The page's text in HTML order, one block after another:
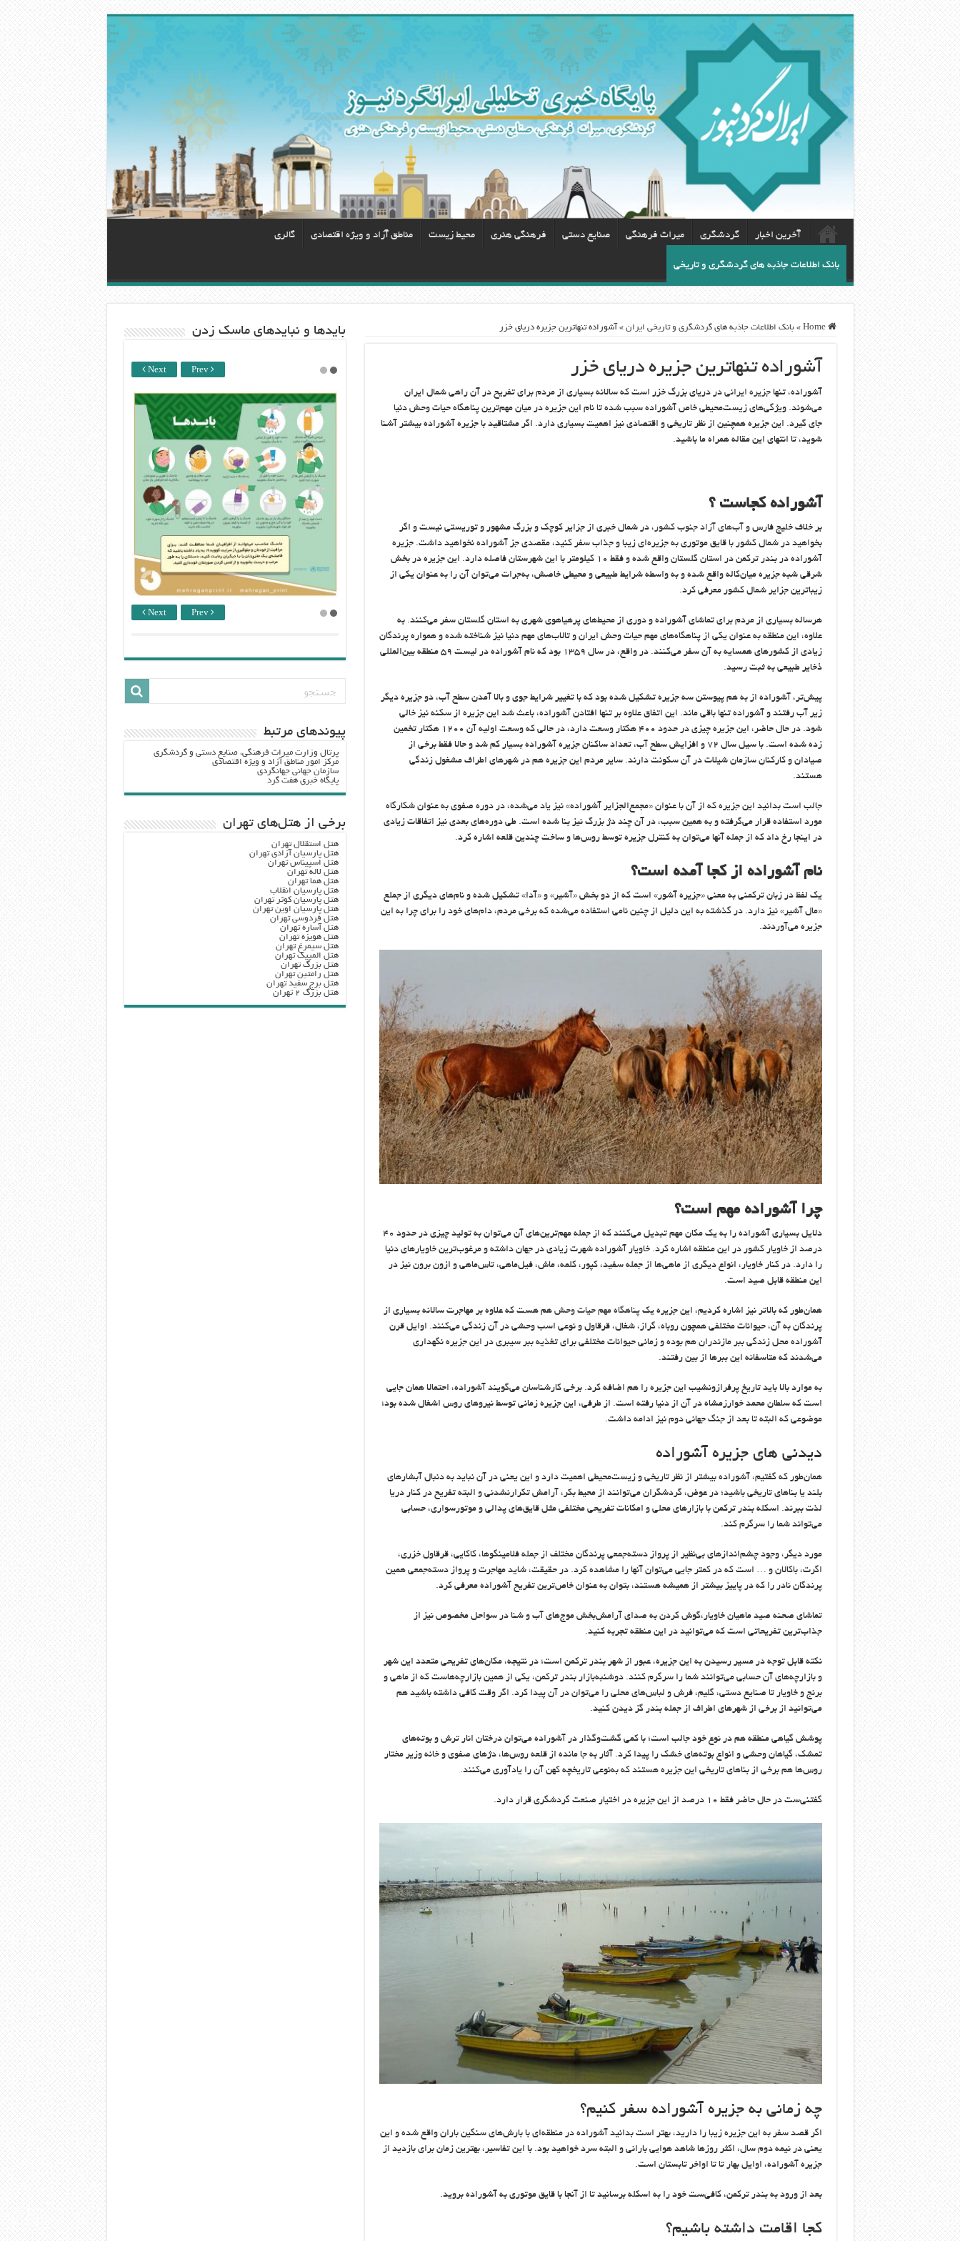
آخرین اخبار گردشگری ميراث فرهنگی صنایع دستی فرهنگی هنری محيط زيست مناطق آزاد و ویژه اقتصادی گالری
بانک اطلاعات جاذبه های گردشگری و تاریخی
Home
» بانک اطلاعات جاذبه های گردشگری و تاریخی ایران » آشوراده تنهاترین جزیره دریای خزر
آشوراده تنهاترین جزیره دریای خزر
آشوراده، تنهاجزیره ایرانی در دریای بزرگ خزر است که سالانه بسیاری از مردم برای تفریح در آن راهی شمال ایران
می‌شوند. ویژگی‌های زیست‌محیطی خاص آشوراده سبب شده تا نام این جزیره در میان مهم‌ترین پناهگاه حیات وحش دنیا
جای گیرد. این جزیره همچنین از نظر تاریخی و اقتصادی نیز اهمیت بسیاری دارد. اگر مشتاقید با جزیره آشوراده بیشتر آشنا
شوید، تا انتهای این مقاله همراه ما باشید.
آشوراده کجاست ؟
بر خلاف خلیج فارس و آب‌های آزاد جنوب کشور، در شمال خبری از جزایر کوچک و بزرگ مشهور و توریستی نیست و اگر
بخواهید در شمال کشور با قایق موتوری به جزیره‌ای زیبا و جذاب سفر کنید، مقصدی جز آشوراده نخواهید داشت. جزیره
آشوراده در بندر ترکمن در استان گلستان واقع شده و فقط ۱۰ کیلومتر با این شهرستان فاصله دارد. این جزیره در بخش
شرقی شبه جزیره میان‌کاله واقع شده و به واسطه شرایط طبیعی و محیطی خاصش، به‌جرات می‌توان آن را به عنوان یکی از
زیباترین جزایر شمال کشور معرفی کرد.
هرساله بسیاری از مردم برای تماشای آشوراده و دوری از محیط‌های پرهیاهوی شهری به استان گلستان سفر می‌کنند. به
علاوه، این منطقه به عنوان یکی از پناهگاه‌های مهم حیات وحش ایران و تالاب‌های مهم دنیا نیز شناخته شده و همواره پرندگان
زیادی از کشورهای همسایه به آن سفر می‌کنند. در واقع، در سال ۱۳۵۹ بود که نام آشوراده در لیست ۵۹ منطقه‌ بین‌المللی
ذخایر طبیعی به ثبت رسید.
پیش‌تر، آشوراده از به هم پیوستن سه جزیره تشکیل شده بود که با تغییر شرایط جوی و بالا آمدن سطح آب، دو جزیره دیگر
زیر آب رفتند و آشوراده تنها باقی ماند. این اتفاق علاوه بر تنها افتادن آشوراده، باعث شد این جزیره از سکنه نیز خالی
شود. در حال حاضر، این جزیره چیزی در حدود ۴۰۰ هکتار وسعت دارد، در حالی که وسعت اولیه آن ۱۲۰۰ هکتار تخمین
زده شده است. با سیل سال ۷۲ و افزایش سطح آب، تعداد ساکنان جزیره آشوراده بسیار کم شد و حالا فقط برخی از
صیادان و کارکنان سازمان شیلات در آن سکونت دارند. سایر مردم این جزیره هم در شهرهای اطراف مشغول زندگی
هستند.
جالب است بدانید این جزیره که از آن با عنوان «مجمع‌الجزایر آشوراده» نیز یاد می‌شده، در دوره صفوی به عنوان شکارگاه
مورد استفاده قرار می‌گرفته و به همین سبب، در آن چند دژ بزرگ نیز بنا شده است. طی دوره‌های بعدی نیز اتفاقات زیادی
در اینجا رخ داد که از جمله آنها می‌توان به کنترل جزیره توسط روس‌ها و ساخت چندین قلعه اشاره کرد.
نام آشوراده از کجا آمده است؟
یک لفظ در زبان ترکمنی به معنی «جزیره آشور» است که از دو بخش «آشیر» و «آدا» تشکیل شده و نام‌های دیگری از جملع
«مال آشیر» نیز دارد. در گذشته به این دلیل از چنین نامی استفاده می‌شده که برخی مردم، دام‌های خود را برای چرا به این
جزیره می‌آوردند.
چرا آشوراده مهم است؟
دلایل بسیاری آشوراده را به یک مکان مهم تبدیل می‌کنند که از جمله مهم‌ترین‌های آن می‌توان به تولید چیزی در حدود ۴۰
درصد از خاویار کشور در این منطقه اشاره کرد. خاویار آشوراده شهرت زیادی در جهان داشته و مرغوب‌ترین خاویارهای دنیا
را دارد. در کنار خاویار، انواع دیگری از ماهی‌ها از جمله سفید، کپور، کلمه، ماش، فیل‌ماهی، تاس‌ماهی و ازون برون نیز در
این منطقه قابل صید است.
همان‌طور که بالاتر نیز اشاره کردیم، این جزیره یک پناهگاه مهم حیات وحش هم هست که علاوه بر مهاجرت سالانه بسیاری از
پرندگان به آن، حیوانات مختلفی همچون روباه، گراز، شغال، قرقاول و نوعی اسب وحشی در آن زندگی می‌کنند. اوایل قرن
آشوراده محل زندگی ببر مازندران هم بوده و زمانی حیوانات مختلفی برای تغذیه ببر سیبری در این جزیره نگهداری
می‌شدند که متاسفانه این ببرها از بین رفتند.
به موارد بالا باید تاریخ پرفرازونشیب این جزیره را هم اضافه کرد. برخی کارشناسان می‌گویند آشوراده، احتمالا همان جایی
است که سلطان محمد خوارزمشاه در آن از دنیا رفته است. از طرفی، این جزیره زمانی توسط نیروهای روس اشغال شده بود؛
موضوعی که البته تا بعد از جنگ جهانی دوم نیز ادامه داشت.
دیدنی های جزیره آشوراده
همان‌طور که گفتیم، آشوراده بیشتر از نظر تاریخی و زیست‌محیطی اهمیت دارد و این یعنی در آن نباید به دنبال آبشارهای
بلند یا بناهای تاریخی باشید؛ در عوض، گردشگران می‌توانند از محیط بکر، آرامش تکرارنشدنی و البته تفریح در کنار دریا
لذت ببرند. اسکله بندر ترکمن با بازارهای محلی و امکانات تفریحی مختلفی مثل قایق‌های پدالی و موتورسواری، حسابی
می‌تواند شما را سرگرم کند.
مورد دیگر، وجود چشم‌اندازهای بی‌نظیر از پرواز دسته‌‌جمعی پرندگان مختلف از جمله فلامینگوها، کاکایی، قرقاول خزری،
اگرت، باکالان و … است که در کمتر جایی می‌توان آنها را مشاهده کرد. در حقیقت، شاید مهاجرت و پرواز دسته‌جمعی همین
پرندگان نادر را که در پاییز بیشتر از همیشه هستند، بتوان به عنوان خاص‌ترین تفریح آشوراده معرفی کرد.
تماشای صحنه صید ماهیان خاویار،گوش کردن به صدای آرامش‌بخش موج‌های آب و شنا در سواحل مخصوص نیز از
جذاب‌ترین تفریحاتی است که می‌توانید در این منطقه تجربه کنید.
نکته قابل توجه در مسیر رسیدن به این جزیره، عبور از شهر بندر ترکمن است؛ در نتیجه، مکان‌های تفریحی متعدد این شهر
و بازارچه‌های آن حسابی می‌توانند شما را سرگرم کنند. دوشنبه‌بازار بندر ترکمن، یکی از همین بازارچه‌هاست که از ماهی و
برنج و خاویار تا صنایع دستی، گلیم، فرش و لباس‌های محلی را می‌توان در آن پیدا کرد. اگر وقت کافی داشته باشید هم
می‌توانید از برخی از شهرهای اطراف از جمله بندر گز دیدن کنید.
پوشش گیاهی منطقه هم در نوع خود جالب است؛ با کمی گشت‌وگذار در آشوراده می‌توان درختان انار ترش و بوته‌های
تمشک، گیاهان وحشی و انواع بوته‌های خشک را پیدا کرد. آثار به جا مانده از قلعه روس‌ها، دژهای صفوی و خانه وزیر مختار
روس‌ها هم برخی از بناهای تاریخی این جزیره هستند که به‌نوعی تاریخچه کهن آن را یادآوری می‌کنند.
گفتنی‌ست در حال حاضر فقط ۱۰ درصد از این جزیره در اختیار صنعت گردشگری قرار دارد.
چه زمانی به جزیره آشوراده سفر کنیم؟
اگر قصد سفر به این جزیره زیبا را دارید، بهتر است بدانید آشوراده در منطقه‌ای با بارش‌های سنگین باران واقع شده و این
یعنی در نیمه دوم سال، اکثر روزها شاهد هوایی بارانی و البته سرد خواهید بود. با این تفاسیر، بهترین زمان برای بازدید از
جزیره آشوراده، اوایل بهار تا تا اواخر تابستان است.
بعد از ورود به بندر ترکمن، کافی‌ست خود را به اسکله برسانید تا از آنجا با قایق موتوری به آشوراده بروید.
کجا اقامت داشته باشیم؟
باید‌ها و نبایدهای ماسک زدن
Next Prev
Next Prev
پيوندهاي مرتبط
پرتال وزارت ميراث فرهنگي، صنایع دستی و گردشگري
مرکز امور مناطق آزاد و ویژه اقتصادی
سازمان جهانی جهانگردی
پایگاه خبری هفت گرد
برخی از هتل‌های تهران
هتل استقلال تهران
هتل پارسیان آزادی تهران
هتل اسپیناس تهران
هتل لاله تهران
هتل هما تهران
هتل پارسیان انقلاب
هتل پارسیان کوثر تهران
هتل پارسیان اوین تهران
هتل فردوسی تهران
هتل آساره تهران
هتل هویزه تهران
هتل سیمرغ تهران
هتل المپیک تهران
هتل بزرگ تهران
هتل رامتین تهران
هتل برج سفید تهران
هتل بزرگ ۲ تهران